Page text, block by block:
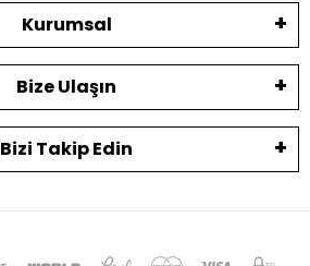
Kurumsal
Bize Ulaşın
Bizi Takip Edin